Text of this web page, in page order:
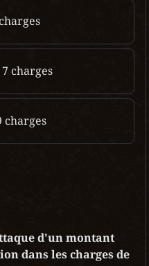
7 charges
charges
d'un montant
dans les charges de